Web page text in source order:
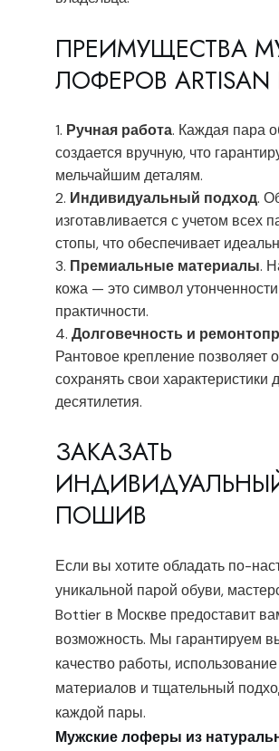
ПРЕИМУЩЕСТВА
ЛОФЕРОВ ARTISAN
Ручная работа. Каждая пара
создается вручную, что
мельчайшим деталям.
Индивидуальный подход.
изготавливается с учетом всех
стопы, что обеспечивает
Премиальные материалы.
кожа — это символ
практичности.
Долговечность и
Рантовое крепление позволяет
сохранять свои характеристики
десятилетия.
ЗАКАЗАТЬ
ПОШИВ
Если вы хотите обладать по-
уникальной парой обуви,
Bottier в Москве предоставит
возможность. Мы гарантируем
качество работы,
материалов и тщательный
каждой пары.
Мужские лоферы из